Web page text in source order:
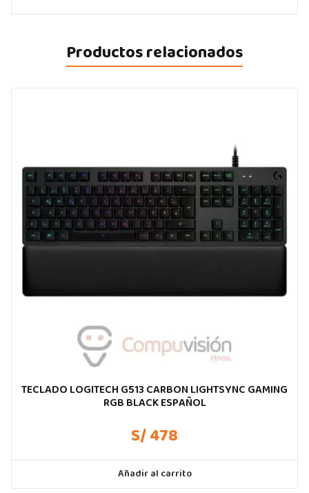
Productos relacionados
TECLADO LOGITECH G513 CARBON LIGHTSYNC GAMING
RGB BLACK ESPAÑOL
S/ 478
Añadir al carrito